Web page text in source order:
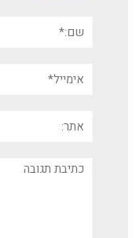
תגובה